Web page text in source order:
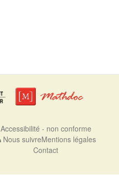
Accessibilité - non conforme
Nous suivreMentions légales
Contact